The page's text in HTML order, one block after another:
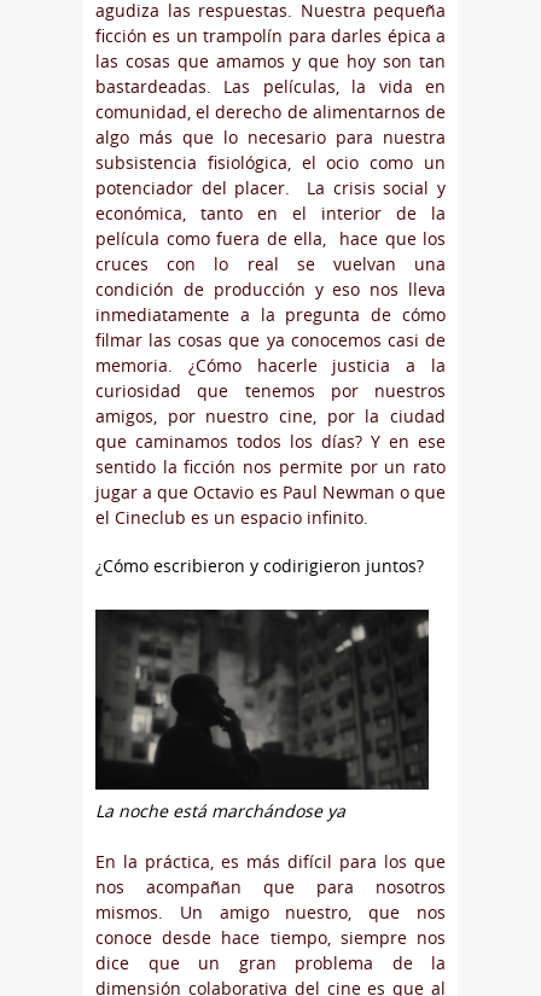
agudiza las respuestas. Nuestra pequeña
ficción es un trampolín para darles épica a
las cosas que amamos y que hoy son tan
bastardeadas. Las películas, la vida en
comunidad, el derecho de alimentarnos de
algo más que lo necesario para nuestra
subsistencia fisiológica, el ocio como un
potenciador del placer. La crisis social y
económica, tanto en el interior de la
película como fuera de ella, hace que los
cruces con lo real se vuelvan una
condición de producción y eso nos lleva
inmediatamente a la pregunta de cómo
filmar las cosas que ya conocemos casi de
memoria. ¿Cómo hacerle justicia a la
curiosidad que tenemos por nuestros
amigos, por nuestro cine, por la ciudad
que caminamos todos los días? Y en ese
sentido la ficción nos permite por un rato
jugar a que Octavio es Paul Newman o que
el Cineclub es un espacio infinito.
¿Cómo escribieron y codirigieron juntos?
La noche está marchándose ya
En la práctica, es más difícil para los que
nos acompañan que para nosotros
mismos. Un amigo nuestro, que nos
conoce desde hace tiempo, siempre nos
dice que un gran problema de la
dimensión colaborativa del cine es que al